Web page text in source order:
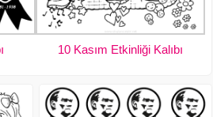
10 Kasım Etkinliği Kalıbı